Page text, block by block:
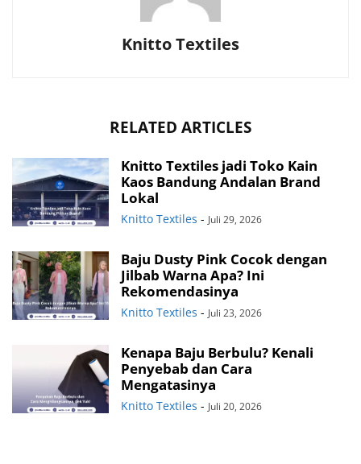
Knitto Textiles
RELATED ARTICLES
Knitto Textiles jadi Toko Kain
Kaos Bandung Andalan Brand
Lokal
Knitto Textiles - Juli 29, 2026
Baju Dusty Pink Cocok dengan
Jilbab Warna Apa? Ini
Rekomendasinya
Knitto Textiles - Juli 23, 2026
Kenapa Baju Berbulu? Kenali
Penyebab dan Cara
Mengatasinya
Knitto Textiles - Juli 20, 2026